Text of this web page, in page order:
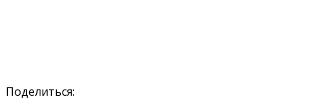
Поделиться: